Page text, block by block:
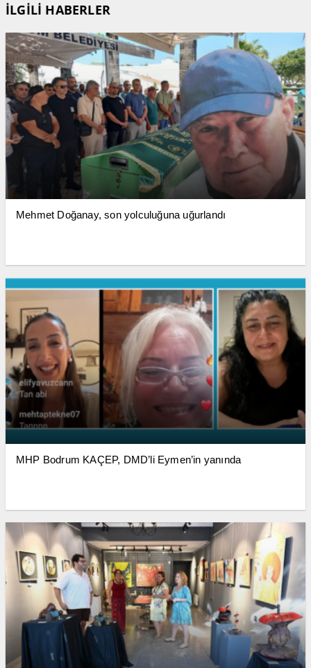
İLGİLİ HABERLER
Mehmet Doğanay, son yolculuğuna uğurlandı
MHP Bodrum KAÇEP, DMD’li Eymen’in yanında